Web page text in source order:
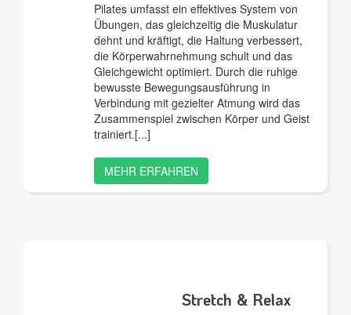
Pilates umfasst ein effektives System von
Übungen, das gleichzeitig die Muskulatur
dehnt und kräftigt, die Haltung verbessert,
die Körperwahrnehmung schult und das
Gleichgewicht optimiert. Durch die ruhige
bewusste Bewegungsausführung in
Verbindung mit gezielter Atmung wird das
Zusammenspiel zwischen Körper und Geist
trainiert.
MEHR ERFAHREN
Stretch & Relax